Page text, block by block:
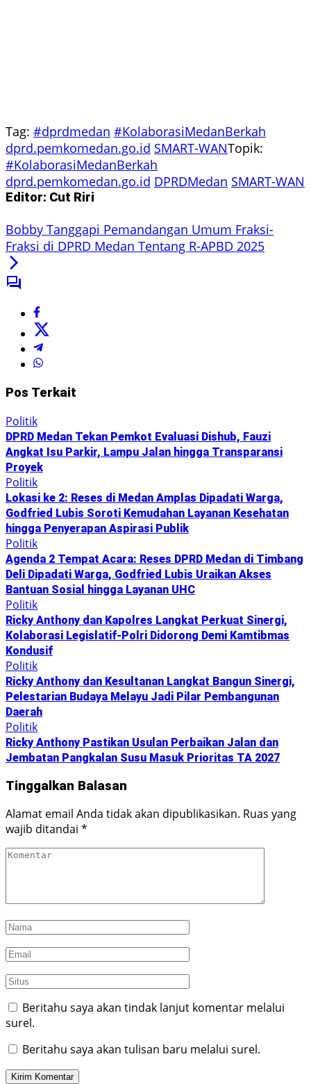
Tag: #dprdmedan #KolaborasiMedanBerkah
dprd.pemkomedan.go.id SMART-WANTopik:
#KolaborasiMedanBerkah
dprd.pemkomedan.go.id DPRDMedan SMART-WAN
Editor: Cut Riri
Bobby Tanggapi Pemandangan Umum Fraksi-
Fraksi di DPRD Medan Tentang R-APBD 2025
Pos Terkait
Politik
DPRD Medan Tekan Pemkot Evaluasi Dishub, Fauzi
Angkat Isu Parkir, Lampu Jalan hingga Transparansi
Proyek
Politik
Lokasi ke 2: Reses di Medan Amplas Dipadati Warga,
Godfried Lubis Soroti Kemudahan Layanan Kesehatan
hingga Penyerapan Aspirasi Publik
Politik
Agenda 2 Tempat Acara: Reses DPRD Medan di Timbang
Deli Dipadati Warga, Godfried Lubis Uraikan Akses
Bantuan Sosial hingga Layanan UHC
Politik
Ricky Anthony dan Kapolres Langkat Perkuat Sinergi,
Kolaborasi Legislatif-Polri Didorong Demi Kamtibmas
Kondusif
Politik
Ricky Anthony dan Kesultanan Langkat Bangun Sinergi,
Pelestarian Budaya Melayu Jadi Pilar Pembangunan
Daerah
Politik
Ricky Anthony Pastikan Usulan Perbaikan Jalan dan
Jembatan Pangkalan Susu Masuk Prioritas TA 2027
Tinggalkan Balasan
Alamat email Anda tidak akan dipublikasikan. Ruas yang
wajib ditandai *
Beritahu saya akan tindak lanjut komentar melalui
surel.
Beritahu saya akan tulisan baru melalui surel.